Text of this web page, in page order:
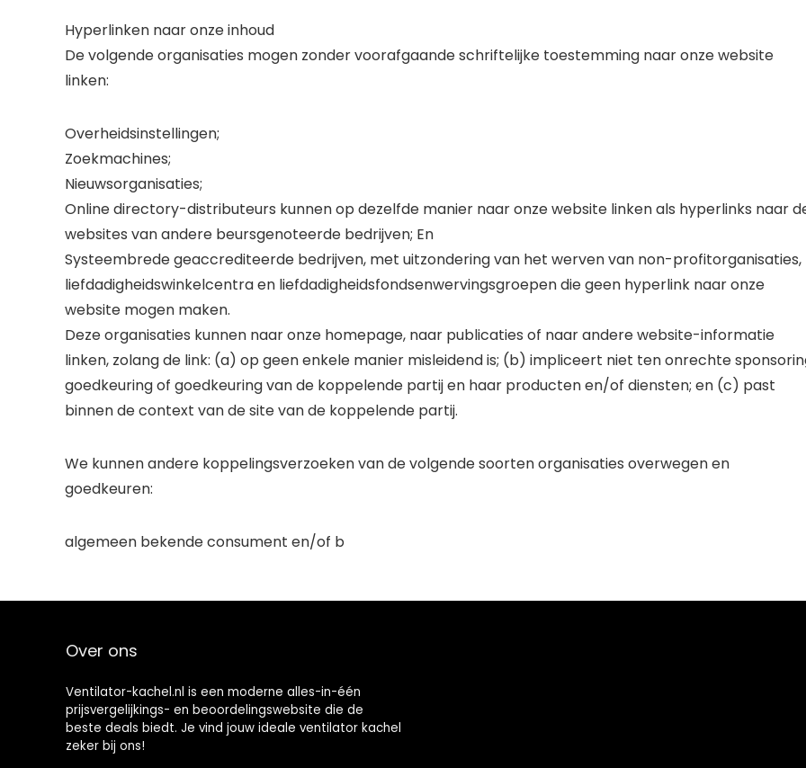
Hyperlinken naar onze inhoud
De volgende organisaties mogen zonder voorafgaande schriftelijke toestemming naar onze website
linken:
Overheidsinstellingen;
Zoekmachines;
Nieuwsorganisaties;
Online directory-distributeurs kunnen op dezelfde manier naar onze website linken als hyperlinks naar
websites van andere beursgenoteerde bedrijven; En
Systeembrede geaccrediteerde bedrijven, met uitzondering van het werven van non-profitorganisaties,
liefdadigheidswinkelcentra en liefdadigheidsfondsenwervingsgroepen die geen hyperlink naar onze
website mogen maken.
Deze organisaties kunnen naar onze homepage, naar publicaties of naar andere website-informatie
linken, zolang de link: (a) op geen enkele manier misleidend is; (b) impliceert niet ten onrechte
goedkeuring of goedkeuring van de koppelende partij en haar producten en/of diensten; en (c) past
binnen de context van de site van de koppelende partij.
We kunnen andere koppelingsverzoeken van de volgende soorten organisaties overwegen en
goedkeuren:
algemeen bekende consument en/of b
Over ons
Ventilator-kachel.nl is een moderne alles-in-één
prijsvergelijkings- en beoordelingswebsite die de
beste deals biedt. Je vind jouw ideale ventilator kachel
zeker bij ons!